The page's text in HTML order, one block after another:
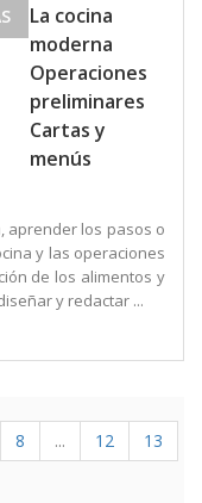
La cocina
moderna
Operaciones
preliminares
Cartas y
menús
aprender los pasos o
y las operaciones
de los alimentos y
y redactar ...
8 ... 12
13